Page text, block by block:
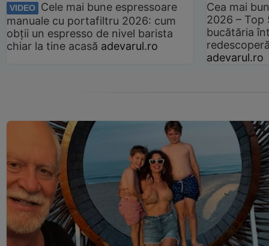
VIDEO
Cele mai bune espressoare
manuale cu portafiltru 2026: cum
obții un espresso de nivel barista
chiar la tine acasă adevarul.ro
Cea mai
2026 –
bucătăria
adevarul.ro